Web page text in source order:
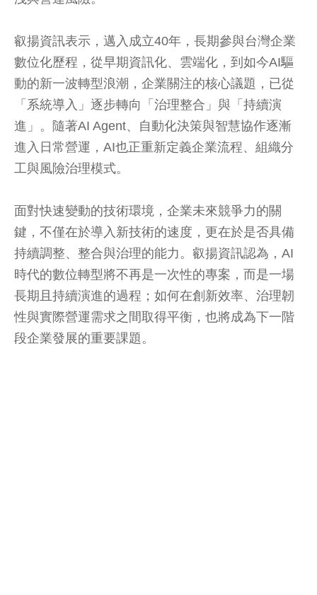
叡揚資訊表示，邁入成立40年，長期參與台灣企業
數位化歷程，從早期資訊化、雲端化，到如今AI驅
動的新一波轉型浪潮，企業關注的核心議題，已從
「系統導入」逐步轉向「治理整合」與「持續演
進」。隨著AI Agent、自動化決策與智慧協作逐漸
進入日常營運，AI也正重新定義企業流程、組織分
工與風險治理模式。
面對快速變動的技術環境，企業未來競爭力的關
鍵，不僅在於導入新技術的速度，更在於是否具備
持續調整、整合與治理的能力。叡揚資訊認為，AI
時代的數位轉型將不再是一次性的專案，而是一場
長期且持續演進的過程；如何在創新效率、治理韌
性與實際營運需求之間取得平衡，也將成為下一階
段企業發展的重要課題。